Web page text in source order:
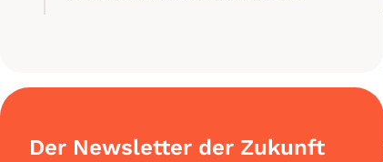
Der Newsletter der Zukunft